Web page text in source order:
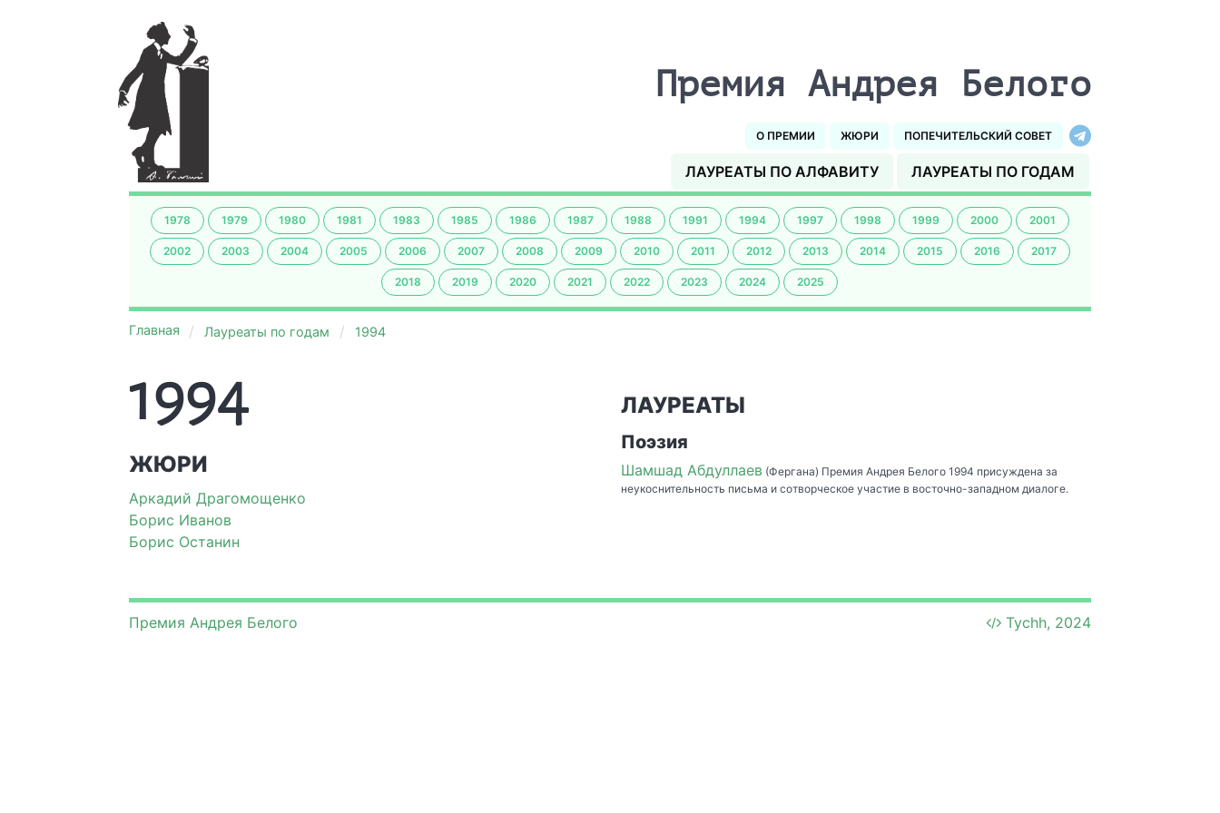
Премия Андрея Белого
О ПРЕМИИ ЖЮРИ ПОПЕЧИТЕЛЬСКИЙ СОВЕТ
ЛАУРЕАТЫ ПО АЛФАВИТУ ЛАУРЕАТЫ ПО ГОДАМ
1978 1979 1980 1981 1983 1985 1986 1987 1988 1991 1994 1997 1998 1999 2000 2001
2002 2003 2004 2005 2006 2007 2008 2009 2010 2011 2012 2013 2014 2015 2016 2017
2018 2019 2020 2021 2022 2023 2024 2025
Главная Лауреаты по годам 1994
1994
ЖЮРИ
Аркадий Драгомощенко
Борис Иванов
Борис Останин
ЛАУРЕАТЫ
Поэзия
Шамшад Абдуллаев (Фергана) Премия Андрея Белого 1994 присуждена за
неукоснительность письма и сотворческое участие в восточно-западном диалоге.
Премия Андрея Белого Tychh, 2024